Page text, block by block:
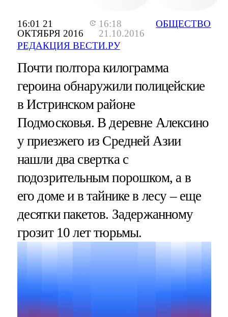
16:01 21
ОКТЯБРЯ 2016
16:18
21.10.2016
РЕДАКЦИЯ ВЕСТИ.РУ
ОБЩЕСТВО
Почти полтора килограмма
героина обнаружили полицейские
в Истринском районе
Подмосковья. В деревне Алексино
у приезжего из Средней Азии
нашли два свертка с
подозрительным порошком, а в
его доме и в тайнике в лесу – еще
десятки пакетов. Задержанному
грозит 10 лет тюрьмы.